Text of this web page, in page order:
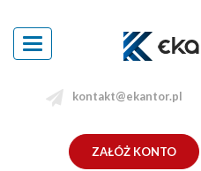
Toggle
navigation
kontakt@ekantor.pl
ZAŁÓŻ KONTO